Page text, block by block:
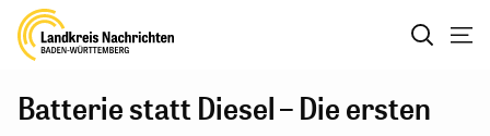
Batterie statt Diesel – Die ersten